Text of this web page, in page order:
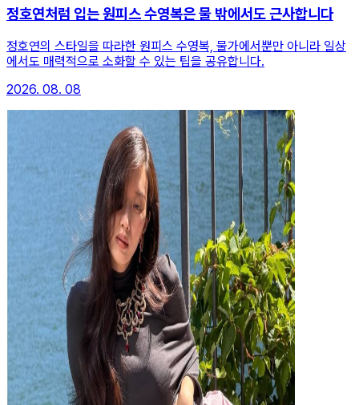
정호연처럼 입는 원피스 수영복은 물 밖에서도 근사합니다
정호연의 스타일을 따라한 원피스 수영복, 물가에서뿐만 아니라 일상
에서도 매력적으로 소화할 수 있는 팁을 공유합니다.
2026. 08. 08